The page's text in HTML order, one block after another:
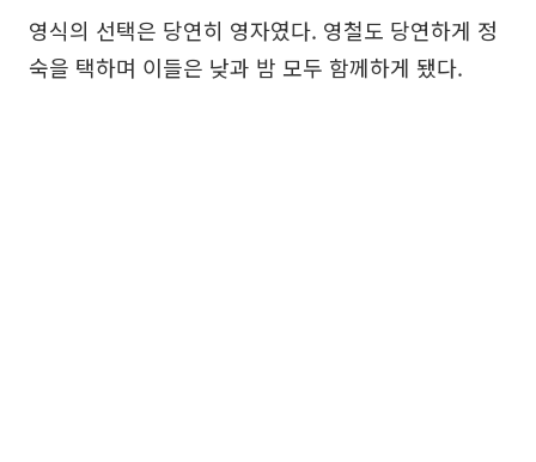
영식의 선택은 당연히 영자였다. 영철도 당연하게 정
숙을 택하며 이들은 낮과 밤 모두 함께하게 됐다.